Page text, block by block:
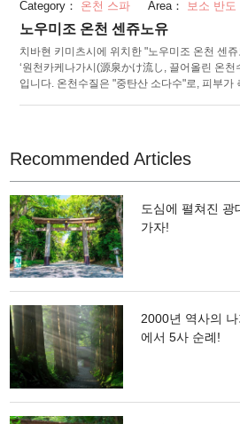
Category： 온천 스파 Area： 보소 반도
노우미조 온천 센쥬노유
치바현 키미츠시에 위치한 "노우미조 온천 센
‘원천카케나가시(源泉かけ流し, 끌어올린 온천
입니다. 온천수질은 "중탄산 소다수"로, 피부가
돌아볼 수 있는 산책길이 정비되어 있으며, 그
미조 온천이 안성맞춤 입니다.
Recommended Articles
도심에 펼쳐진 광
가자!
2000년 역사의 나
에서 5사 순례!